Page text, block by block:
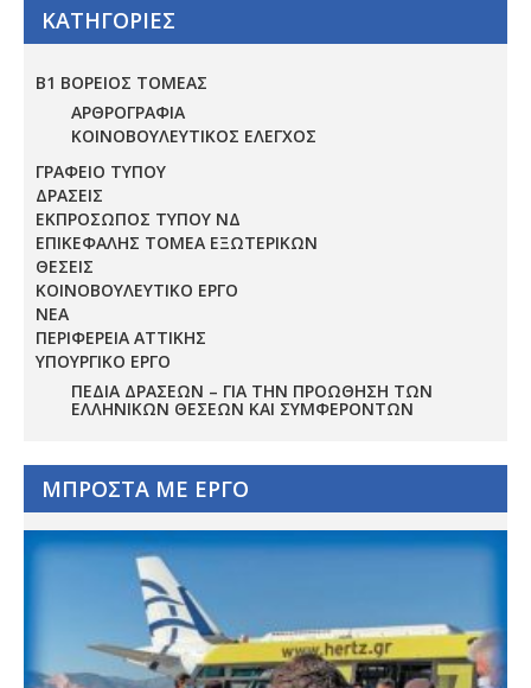
ΚΑΤΗΓΟΡΙΕΣ
Β1 ΒΟΡΕΙΟΣ ΤΟΜΕΑΣ
ΑΡΘΡΟΓΡΑΦΙΑ
ΚΟΙΝΟΒΟΥΛΕΥΤΙΚΟΣ ΕΛΕΓΧΟΣ
ΓΡΑΦΕΙΟ ΤΥΠΟΥ
ΔΡΑΣΕΙΣ
ΕΚΠΡΟΣΩΠΟΣ ΤΥΠΟΥ ΝΔ
ΕΠΙΚΕΦΑΛΗΣ ΤΟΜΕΑ ΕΞΩΤΕΡΙΚΩΝ
ΘΕΣΕΙΣ
ΚΟΙΝΟΒΟΥΛΕΥΤΙΚΟ ΕΡΓΟ
ΝΕΑ
ΠΕΡΙΦΕΡΕΙΑ ΑΤΤΙΚΗΣ
ΥΠΟΥΡΓΙΚΟ ΕΡΓΟ
ΠΕΔΊΑ ΔΡΆΣΕΩΝ – ΓΙΑ ΤΗΝ ΠΡΟΏΘΗΣΗ ΤΩΝ
ΕΛΛΗΝΙΚΏΝ ΘΈΣΕΩΝ ΚΑΙ ΣΥΜΦΕΡΌΝΤΩΝ
ΜΠΡΟΣΤΑ ΜΕ ΕΡΓΟ